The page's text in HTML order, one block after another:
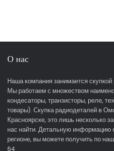
О нас
Наша компания занимается
Мы работаем с множеством
кондесаторы, транзисторы, реле,
товары). Скупка радиодеталей в
Красноярске, это лишь несколько
нас найти. Детальную информацию
регионе, вы можете получить по
64